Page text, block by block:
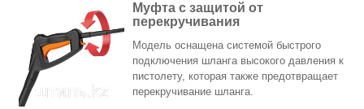
Муфта с защитой от
перекручивания
Модель оснащена системой быстрого
подключения шланга высокого давления к
пистолету, которая также предотвращает
перекручивание шланга.